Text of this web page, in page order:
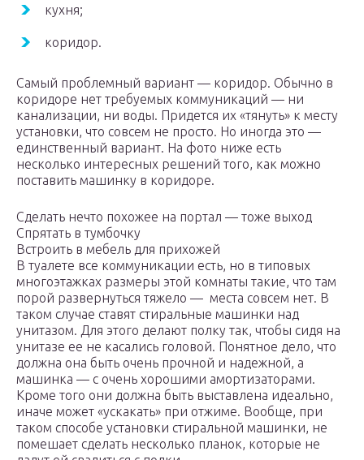
кухня;
коридор.
Самый проблемный вариант — коридор. Обычно в
коридоре нет требуемых коммуникаций — ни
канализации, ни воды. Придется их «тянуть» к месту
установки, что совсем не просто. Но иногда это —
единственный вариант. На фото ниже есть
несколько интересных решений того, как можно
поставить машинку в коридоре.
Сделать нечто похожее на портал — тоже выход
Спрятать в тумбочку
Встроить в мебель для прихожей
В туалете все коммуникации есть, но в типовых
многоэтажках размеры этой комнаты такие, что там
порой развернуться тяжело — места совсем нет. В
таком случае ставят стиральные машинки над
унитазом. Для этого делают полку так, чтобы сидя на
унитазе ее не касались головой. Понятное дело, что
должна она быть очень прочной и надежной, а
машинка — с очень хорошими амортизаторами.
Кроме того они должна быть выставлена идеально,
иначе может «ускакать» при отжиме. Вообще, при
таком способе установки стиральной машинки, не
помешает сделать несколько планок, которые не